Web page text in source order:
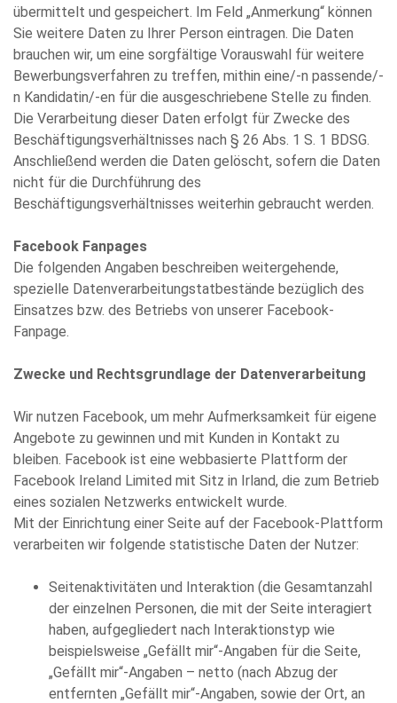
übermittelt und gespeichert. Im Feld „Anmerkung“ können
Sie weitere Daten zu Ihrer Person eintragen. Die Daten
brauchen wir, um eine sorgfältige Vorauswahl für weitere
Bewerbungsverfahren zu treffen, mithin eine/-n passende/-
n Kandidatin/-en für die ausgeschriebene Stelle zu finden.
Die Verarbeitung dieser Daten erfolgt für Zwecke des
Beschäftigungsverhältnisses nach § 26 Abs. 1 S. 1 BDSG.
Anschließend werden die Daten gelöscht, sofern die Daten
nicht für die Durchführung des
Beschäftigungsverhältnisses weiterhin gebraucht werden.
Facebook Fanpages
Die folgenden Angaben beschreiben weitergehende,
spezielle Datenverarbeitungstatbestände bezüglich des
Einsatzes bzw. des Betriebs von unserer Facebook-
Fanpage.
Zwecke und Rechtsgrundlage der Datenverarbeitung
Wir nutzen Facebook, um mehr Aufmerksamkeit für eigene
Angebote zu gewinnen und mit Kunden in Kontakt zu
bleiben. Facebook ist eine webbasierte Plattform der
Facebook Ireland Limited mit Sitz in Irland, die zum Betrieb
eines sozialen Netzwerks entwickelt wurde.
Mit der Einrichtung einer Seite auf der Facebook-Plattform
verarbeiten wir folgende statistische Daten der Nutzer:
Seitenaktivitäten und Interaktion (die Gesamtanzahl
der einzelnen Personen, die mit der Seite interagiert
haben, aufgegliedert nach Interaktionstyp wie
beispielsweise „Gefällt mir“-Angaben für die Seite,
„Gefällt mir“-Angaben – netto (nach Abzug der
entfernten „Gefällt mir“-Angaben, sowie der Ort, an